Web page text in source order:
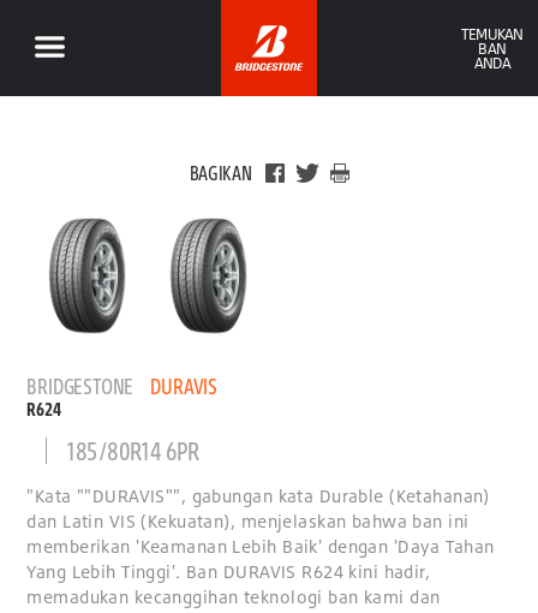
TEMUKAN
BAN
ANDA
BAGIKAN
BRIDGESTONE DURAVIS
R624
185/80R14 6PR
"Kata ""DURAVIS"", gabungan kata Durable (Ketahanan)
dan Latin VIS (Kekuatan), menjelaskan bahwa ban ini
memberikan 'Keamanan Lebih Baik' dengan 'Daya Tahan
Yang Lebih Tinggi'. Ban DURAVIS R624 kini hadir,
memadukan kecanggihan teknologi ban kami dan